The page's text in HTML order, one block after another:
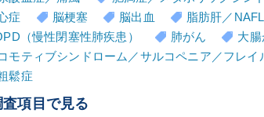
症
脳梗塞 脳出血 脂肪肝／
（慢性閉塞性肺疾患）
肺がん
大腸
モティブシンドローム／サルコペニア／フレイ
鬆症
査項目で見る